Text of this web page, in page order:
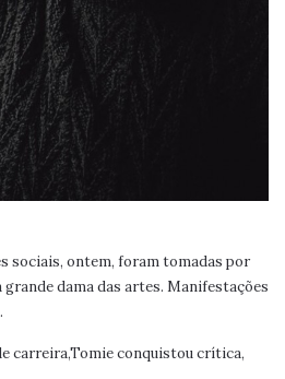
sociais, ontem, foram tomadas por
grande dama das artes. Manifestações
carreira,Tomie conquistou crítica,